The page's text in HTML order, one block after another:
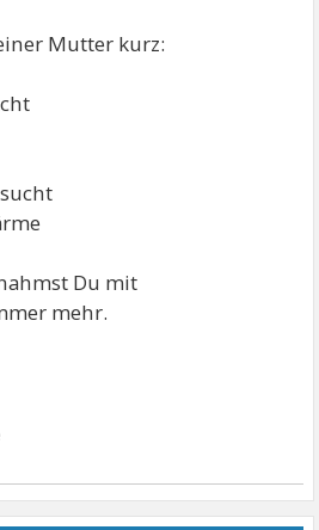
Mutter kurz:
Du mit
mehr.